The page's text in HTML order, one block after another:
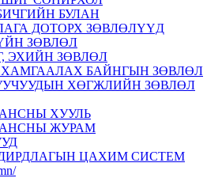
БУЛАН
ДОТОРХ ЗӨВЛӨЛҮҮД
ЗӨВЛӨЛ
ЭХИЙН ЗӨВЛӨЛ
БАЙНГЫН ЗӨВЛӨЛ
ХӨГЖЛИЙН ЗӨВЛӨЛ
ХУУЛЬ
ЖУРАМ
ЦАХИМ СИСТЕМ